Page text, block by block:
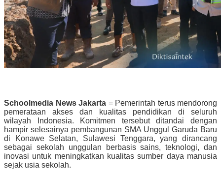
Schoolmedia News Jakarta = Pemerintah terus mendorong
pemerataan akses dan kualitas pendidikan di seluruh
wilayah Indonesia. Komitmen tersebut ditandai dengan
hampir selesainya pembangunan SMA Unggul Garuda Baru
di Konawe Selatan, Sulawesi Tenggara, yang dirancang
sebagai sekolah unggulan berbasis sains, teknologi, dan
inovasi untuk meningkatkan kualitas sumber daya manusia
sejak usia sekolah.